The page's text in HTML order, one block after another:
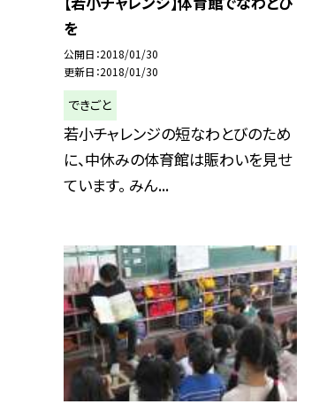
を
公開日 2018/01/30
更新日 2018/01/30
できごと
若小チャレンジの短なわとびのため
に、中休みの体育館は賑わいを見せ
ています。 みん...